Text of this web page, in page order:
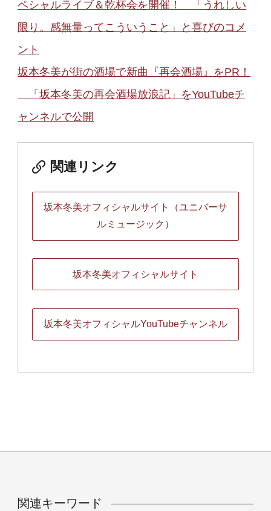
ペシャルライブ＆乾杯会を開催！ 「うれしい
限り。感無量ってこういうこと」と喜びのコメ
ント
坂本冬美が街の酒場で新曲『再会酒場』をPR！
「坂本冬美の再会酒場放浪記」をYouTubeチ
ャンネルで公開
関連リンク
坂本冬美オフィシャルサイト（ユニバーサ
ルミュージック）
坂本冬美オフィシャルサイト
坂本冬美オフィシャルYouTubeチャンネル
関連キーワード